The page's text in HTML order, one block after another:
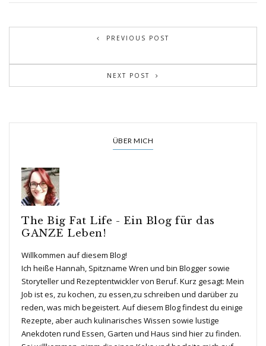
PREVIOUS POST
NEXT POST
ÜBER MICH
The Big Fat Life - Ein Blog für das
GANZE Leben!
Willkommen auf diesem Blog!
Ich heiße Hannah, Spitzname Wren und bin Blogger sowie
Storyteller und Rezeptentwickler von Beruf. Kurz gesagt: Mein
Job ist es, zu kochen, zu essen,zu schreiben und darüber zu
reden, was mich begeistert. Auf diesem Blog findest du einige
Rezepte, aber auch kulinarisches Wissen sowie lustige
Anekdoten rund Essen, Garten und Haus sind hier zu finden.